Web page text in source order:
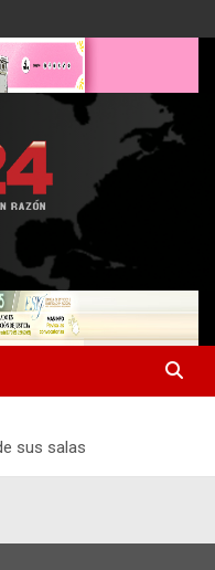
sus salas